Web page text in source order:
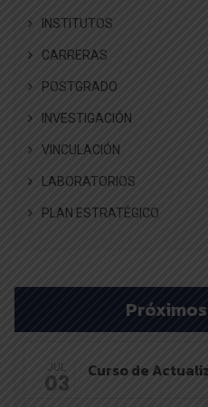
INSTITUTOS
CARRERAS
POSTGRADO
INVESTIGACIÓN
VINCULACIÓN
LABORATORIOS
PLAN ESTRATÉGICO
JUL
03 Curso de